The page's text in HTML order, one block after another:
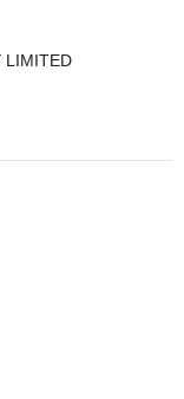
LIMITED